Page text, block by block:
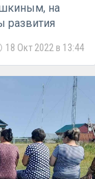
на
развития
18 Окт 2022 в 13:44